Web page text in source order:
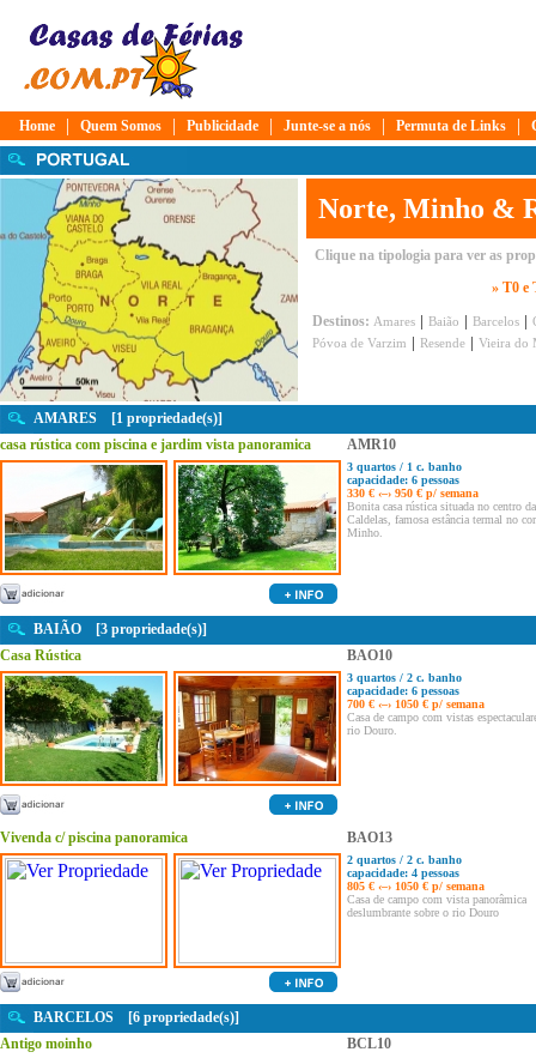
Home | Quem Somos | Publicidade | Junte-se a nós | Permuta de Links |
Norte, Minho &
Clique na tipologia para ver as
» T0 e
Destinos: Amares | Baião | Barcelos |
Póvoa de Varzim | Resende | Vieira do
AMARES [1 propriedade(s)]
casa rústica com piscina e jardim vista panoramica
AMR10
3 quartos / 1 c. banho
capacidade: 6 pessoas
330 € ‹–› 950 € p/ semana
Bonita casa rústica situada no centro
Caldelas, famosa estância termal no
Minho.
BAIÃO [3 propriedade(s)]
Casa Rústica
BAO10
3 quartos / 2 c. banho
capacidade: 6 pessoas
700 € ‹–› 1050 € p/ semana
Casa de campo com vistas
rio Douro.
Vivenda c/ piscina panoramica BAO13
2 quartos / 2 c. banho
capacidade: 4 pessoas
805 € ‹–› 1050 € p/ semana
Casa de campo com vista panorâmica
deslumbrante sobre o rio Douro
BARCELOS [6 propriedade(s)]
Antigo moinho
BCL10